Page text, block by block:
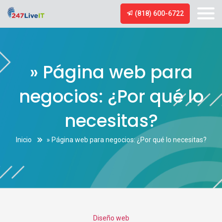
(818) 600-6722
» Página web para
negocios: ¿Por qué lo
necesitas?
Inicio » Página web para negocios: ¿Por qué lo necesitas?
Categories
Diseño web